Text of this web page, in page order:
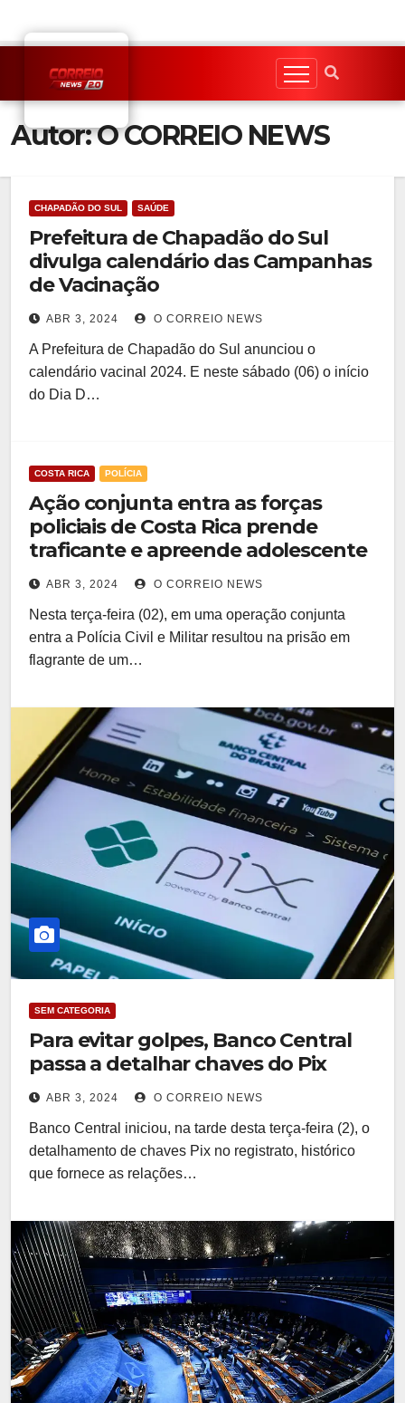
content
Autor:O CORREIO NEWS
CHAPADÃO DO SUL SAÚDE
Prefeitura de Chapadão do Sul
divulga calendário das Campanhas
de Vacinação
ABR 3, 2024 O CORREIO NEWS
A Prefeitura de Chapadão do Sul anunciou o
calendário vacinal 2024. E neste sábado (06) o início
do Dia D…
COSTA RICA POLÍCIA
Ação conjunta entra as forças
policiais de Costa Rica prende
traficante e apreende adolescente
ABR 3, 2024 O CORREIO NEWS
Nesta terça-feira (02), em uma operação conjunta
entra a Polícia Civil e Militar resultou na prisão em
flagrante de um…
SEM CATEGORIA
Para evitar golpes, Banco Central
passa a detalhar chaves do Pix
ABR 3, 2024 O CORREIO NEWS
Banco Central iniciou, na tarde desta terça-feira (2), o
detalhamento de chaves Pix no registrato, histórico
que fornece as relações…